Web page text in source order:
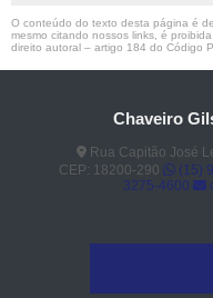
O conteúdo do texto desta página é
mesmo citando nossos links, é
direito autoral – artigo 184 do Código
Chaveiro
Rua Capitão José
CEP: 18200-290
(15)
3275-4600